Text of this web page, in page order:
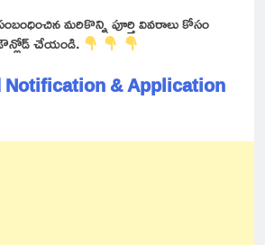
మరికొన్ని పూర్తి వివరాలు కోసం
చేయండి.
Notification & Application